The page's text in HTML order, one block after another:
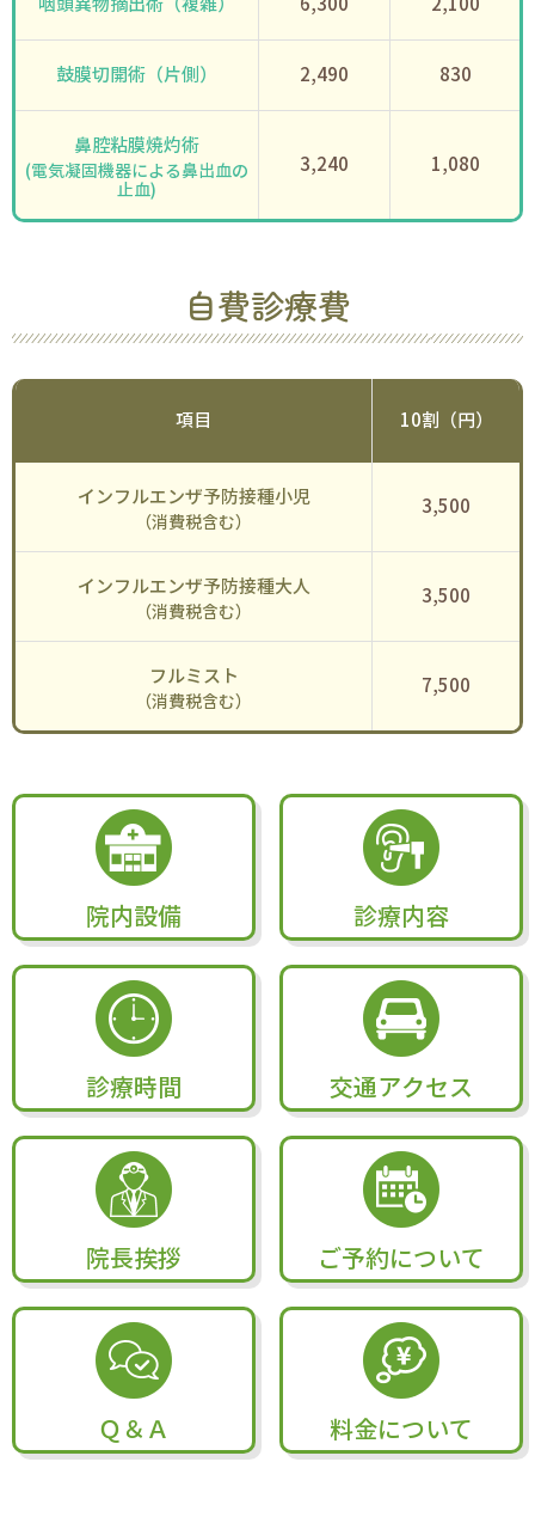
鼓膜切開術（片側） 2,490 830
鼻腔粘膜焼灼術
(電気凝固機器による鼻出血の
止血)
3,240 1,080
自費診療費
項目 10割（円）
インフルエンザ予防接種小児
（消費税含む）
3,500
インフルエンザ予防接種大人
（消費税含む）
3,500
フルミスト
（消費税含む）
7,500
院内設備 診療内容
診療時間 交通アクセス
院長挨拶 ご予約について
Ｑ＆Ａ 料金について